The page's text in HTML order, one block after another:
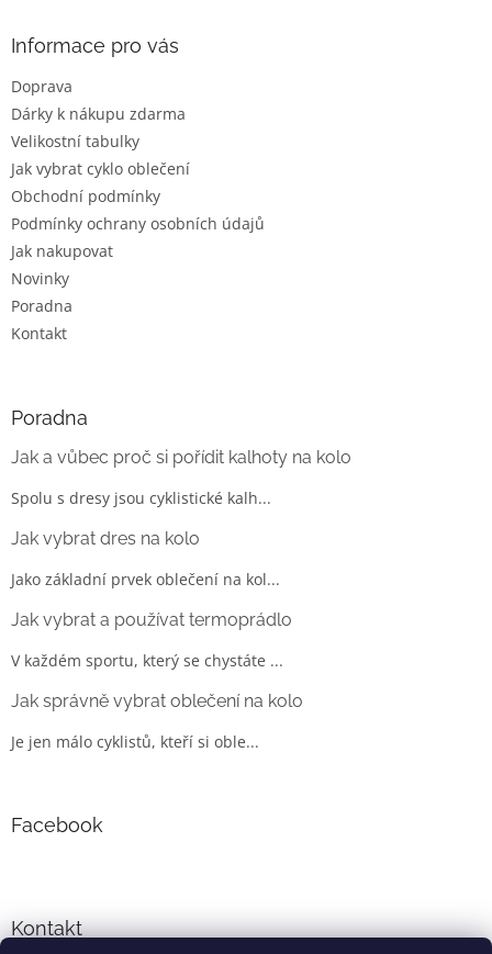
Informace pro vás
Doprava
Dárky k nákupu zdarma
Velikostní tabulky
Jak vybrat cyklo oblečení
Obchodní podmínky
Podmínky ochrany osobních údajů
Jak nakupovat
Novinky
Poradna
Kontakt
Poradna
Jak a vůbec proč si pořídit kalhoty na kolo
Spolu s dresy jsou cyklistické kalh...
Jak vybrat dres na kolo
Jako základní prvek oblečení na kol...
Jak vybrat a používat termoprádlo
V každém sportu, který se chystáte ...
Jak správně vybrat oblečení na kolo
Je jen málo cyklistů, kteří si oble...
Facebook
Kontakt